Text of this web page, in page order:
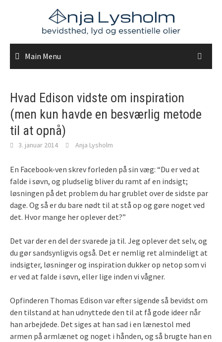
Main Menu
Hvad Edison vidste om inspiration
(men kun havde en besværlig metode
til at opnå)
3. januar 2014 Anja Lysholm
En Facebook-ven skrev forleden på sin væg: “Du er ved at
falde i søvn, og pludselig bliver du ramt af en indsigt;
løsningen på det problem du har grublet over de sidste par
dage. Og så er du bare nødt til at stå op og gøre noget ved
det. Hvor mange her oplever det?”
Det var der en del der svarede ja til. Jeg oplever det selv, og
du gør sandsynligvis også. Det er nemlig ret almindeligt at
indsigter, løsninger og inspiration dukker op netop som vi
er ved at falde i søvn, eller lige inden vi vågner.
Opfinderen Thomas Edison var efter sigende så bevidst om
den tilstand at han udnyttede den til at få gode ideer når
han arbejdede. Det siges at han sad i en lænestol med
armen på armlænet og noget i hånden, og så brugte han en